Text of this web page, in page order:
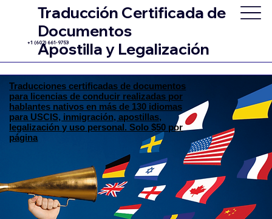
Traducción Certificada de
Documentos
Apostilla y Legalización
+1 (602) 661-9753
Traducciones certificadas de documentos
para licencias de conducir realizadas por
hablantes nativos en más de 130 idiomas
para USCIS, inmigración, apostillas,
legalización y uso personal. Solo $50 por
página